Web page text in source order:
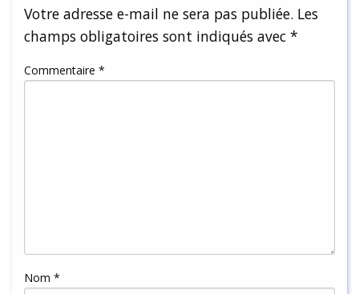
Votre adresse e-mail ne sera pas publiée. Les
champs obligatoires sont indiqués avec *
Commentaire *
Nom *